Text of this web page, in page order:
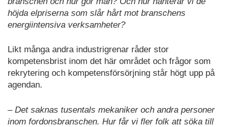
höjda elpriserna som slår hårt mot branschens
energiintensiva verksamheter?
Likt många andra industrigrenar råder stor
kompetensbrist inom det här området och frågor som
rekrytering och kompetensförsörjning står högt upp på
agendan.
– Det saknas tusentals mekaniker och andra personer
inom fordonsbranschen. Hur får vi fler folk att söka till